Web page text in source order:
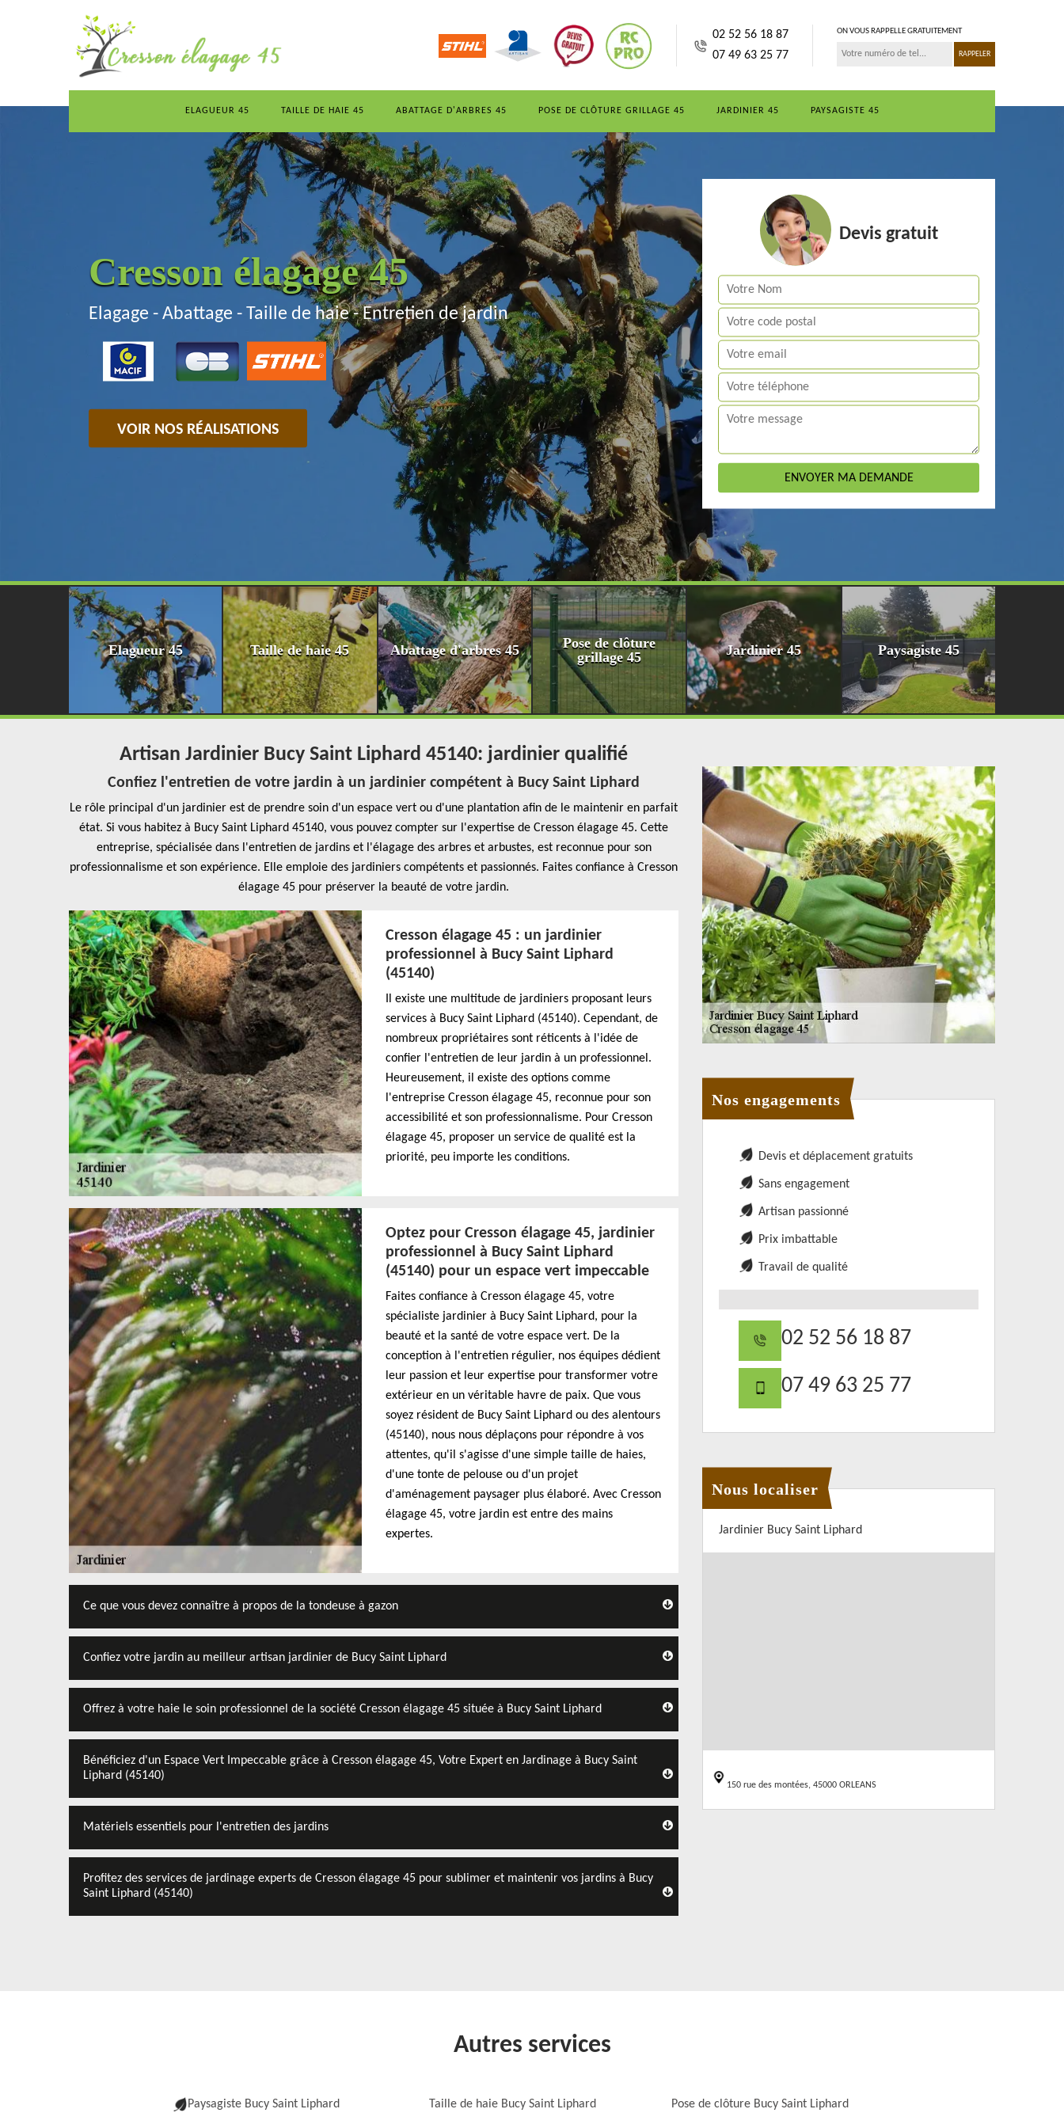
02 52 56 18 87
07 49 63 25 77
ON VOUS RAPPELLE GRATUITEMENT
ELAGUEUR 45 TAILLE DE HAIE 45 ABATTAGE D'ARBRES 45 POSE DE CLÔTURE GRILLAGE 45 JARDINIER 45 PAYSAGISTE 45
Cresson élagage 45
Elagage - Abattage - Taille de haie - Entretien de jardin
VOIR NOS RÉALISATIONS
Devis gratuit
Elagueur 45 Taille de haie 45 Abattage d'arbres 45
Pose de clôture
grillage 45
Jardinier 45 Paysagiste 45
Artisan Jardinier Bucy Saint Liphard 45140: jardinier qualifié
Confiez l'entretien de votre jardin à un jardinier compétent à Bucy Saint Liphard
Le rôle principal d'un jardinier est de prendre soin d'un espace vert ou d'une plantation afin de le maintenir en parfait
état. Si vous habitez à Bucy Saint Liphard 45140, vous pouvez compter sur l'expertise de Cresson élagage 45. Cette
entreprise, spécialisée dans l'entretien de jardins et l'élagage des arbres et arbustes, est reconnue pour son
professionnalisme et son expérience. Elle emploie des jardiniers compétents et passionnés. Faites confiance à Cresson
élagage 45 pour préserver la beauté de votre jardin.
Cresson élagage 45 : un jardinier
professionnel à Bucy Saint Liphard
(45140)
Il existe une multitude de jardiniers proposant leurs
services à Bucy Saint Liphard (45140). Cependant, de
nombreux propriétaires sont réticents à l'idée de
confier l'entretien de leur jardin à un professionnel.
Heureusement, il existe des options comme
l'entreprise Cresson élagage 45, reconnue pour son
accessibilité et son professionnalisme. Pour Cresson
élagage 45, proposer un service de qualité est la
priorité, peu importe les conditions.
Optez pour Cresson élagage 45, jardinier
professionnel à Bucy Saint Liphard
(45140) pour un espace vert impeccable
Faites confiance à Cresson élagage 45, votre
spécialiste jardinier à Bucy Saint Liphard, pour la
beauté et la santé de votre espace vert. De la
conception à l'entretien régulier, nos équipes dédient
leur passion et leur expertise pour transformer votre
extérieur en un véritable havre de paix. Que vous
soyez résident de Bucy Saint Liphard ou des alentours
(45140), nous nous déplaçons pour répondre à vos
attentes, qu'il s'agisse d'une simple taille de haies,
d'une tonte de pelouse ou d'un projet
d'aménagement paysager plus élaboré. Avec Cresson
élagage 45, votre jardin est entre des mains
expertes.
Ce que vous devez connaître à propos de la tondeuse à gazon
Confiez votre jardin au meilleur artisan jardinier de Bucy Saint Liphard
Offrez à votre haie le soin professionnel de la société Cresson élagage 45 située à Bucy Saint Liphard
Bénéficiez d'un Espace Vert Impeccable grâce à Cresson élagage 45, Votre Expert en Jardinage à Bucy Saint
Liphard (45140)
Matériels essentiels pour l'entretien des jardins
Profitez des services de jardinage experts de Cresson élagage 45 pour sublimer et maintenir vos jardins à Bucy
Saint Liphard (45140)
Nos engagements
Devis et déplacement gratuits
Sans engagement
Artisan passionné
Prix imbattable
Travail de qualité
02 52 56 18 87
07 49 63 25 77
Nous localiser
Jardinier Bucy Saint Liphard
150 rue des montées, 45000 ORLEANS
Autres services
Paysagiste Bucy Saint Liphard Taille de haie Bucy Saint Liphard Pose de clôture Bucy Saint Liphard